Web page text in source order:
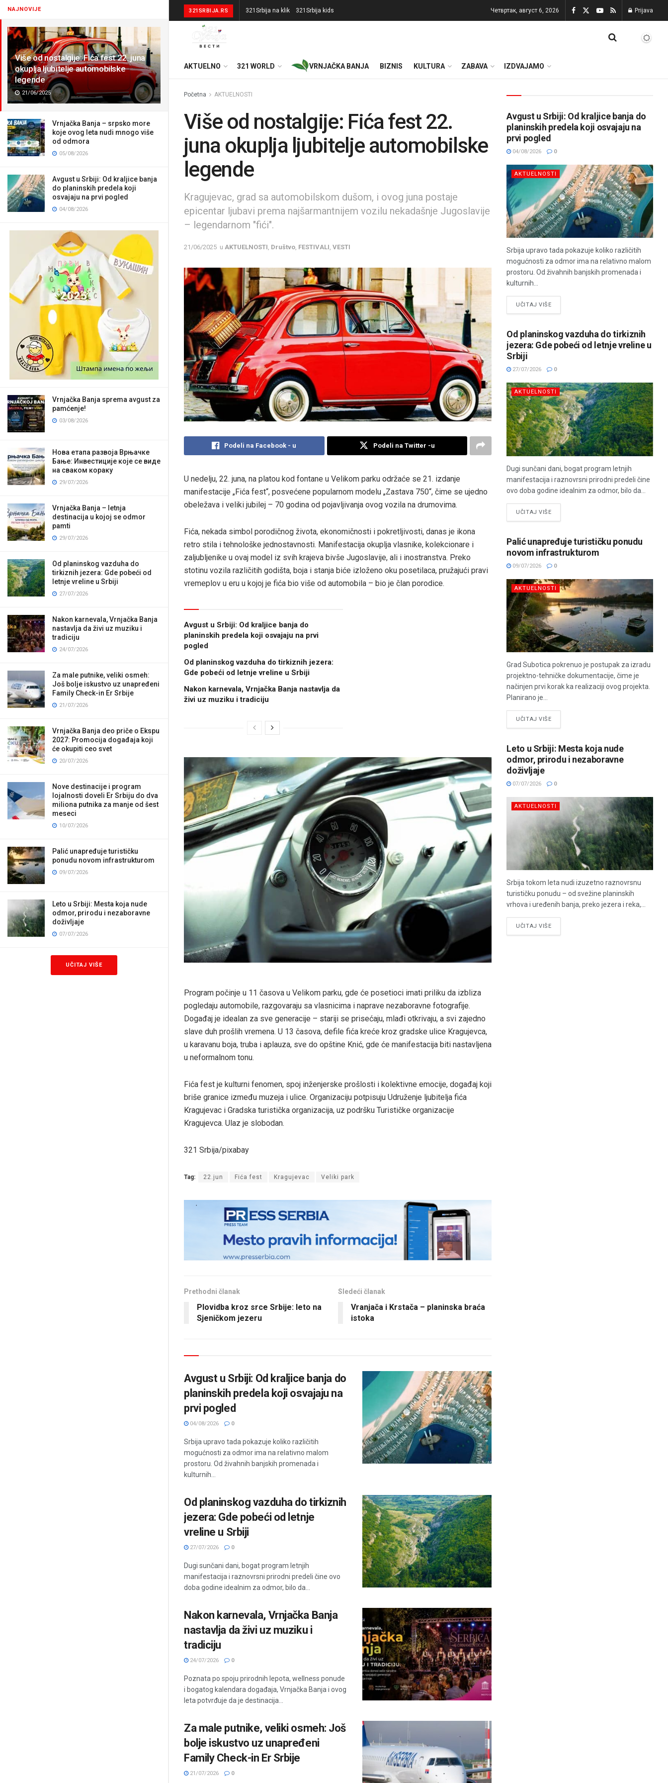
NAJNOVIJE
Više od nostalgije: Fića fest 22. juna
okuplja ljubitelje automobilske
legende
21/06/2025
Vrnjačka Banja – srpsko more
koje ovog leta nudi mnogo više
od odmora
05/08/2026
Avgust u Srbiji: Od kraljice banja
do planinskih predela koji
osvajaju na prvi pogled
04/08/2026
Vrnjačka Banja sprema avgust za
pamćenje!
03/08/2026
Нова етапа развоја Врњачке
Бање: Инвестиције које се виде
на сваком кораку
29/07/2026
Vrnjačka Banja – letnja
destinacija u kojoj se odmor
pamti
29/07/2026
Od planinskog vazduha do
tirkiznih jezera: Gde pobeći od
letnje vreline u Srbiji
27/07/2026
Nakon karnevala, Vrnjačka Banja
nastavlja da živi uz muziku i
tradiciju
24/07/2026
Za male putnike, veliki osmeh:
Još bolje iskustvo uz unapređeni
Family Check-in Er Srbije
21/07/2026
Vrnjačka Banja deo priče o Ekspu
2027: Promocija događaja koji
će okupiti ceo svet
20/07/2026
Nove destinacije i program
lojalnosti doveli Er Srbiju do dva
miliona putnika za manje od šest
meseci
10/07/2026
Palić unapređuje turističku
ponudu novom infrastrukturom
09/07/2026
Leto u Srbiji: Mesta koja nude
odmor, prirodu i nezaboravne
doživljaje
07/07/2026
UČITAJ VIŠE
321SRBIJA.RS 321Srbija na klik 321Srbija kids Четвртак, август 6, 2026 Prijava
AKTUELNO 321 WORLD VRNJAČKA BANJA BIZNIS KULTURA ZABAVA IZDVAJAMO
Početna AKTUELNOSTI
Više od nostalgije: Fića fest 22.
juna okuplja ljubitelje automobilske
legende
Kragujevac, grad sa automobilskom dušom, i ovog juna postaje
epicentar ljubavi prema najšarmantnijem vozilu nekadašnje Jugoslavije
– legendarnom "fići".
21/06/2025 u AKTUELNOSTI Društvo FESTIVALI VESTI
Podeli na Facebook - u Podeli na Twitter -u
U nedelju, 22. juna, na platou kod fontane u Velikom parku održaće se 21. izdanje
manifestacije „Fića fest“, posvećene popularnom modelu „Zastava 750“, čime se ujedno
obeležava i veliki jubilej – 70 godina od pojavljivanja ovog vozila na drumovima.
Fića, nekada simbol porodičnog života, ekonomičnosti i pokretljivosti, danas je ikona
retro stila i tehnološke jednostavnosti. Manifestacija okuplja vlasnike, kolekcionare i
zaljubljenike u ovaj model iz svih krajeva bivše Jugoslavije, ali i inostranstva. Preko
stotinu vozila različitih godišta, boja i stanja biće izloženo oku posetilaca, pružajući pravi
vremeplov u eru u kojoj je fića bio više od automobila – bio je član porodice.
Avgust u Srbiji: Od kraljice banja do
planinskih predela koji osvajaju na prvi
pogled
Od planinskog vazduha do tirkiznih jezera:
Gde pobeći od letnje vreline u Srbiji
Nakon karnevala, Vrnjačka Banja nastavlja da
živi uz muziku i tradiciju
Program počinje u 11 časova u Velikom parku, gde će posetioci imati priliku da izbliza
pogledaju automobile, razgovaraju sa vlasnicima i naprave nezaboravne fotografije.
Događaj je idealan za sve generacije – stariji se prisećaju, mlađi otkrivaju, a svi zajedno
slave duh prošlih vremena. U 13 časova, defile fića kreće kroz gradske ulice Kragujevca,
u karavanu boja, truba i aplauza, sve do opštine Knić, gde će manifestacija biti nastavljena
u neformalnom tonu.
Fića fest je kulturni fenomen, spoj inženjerske prošlosti i kolektivne emocije, događaj koji
briše granice između muzeja i ulice. Organizaciju potpisuju Udruženje ljubitelja fića
Kragujevac i Gradska turistička organizacija, uz podršku Turističke organizacije
Kragujevca. Ulaz je slobodan.
321 Srbija/pixabay
Tag: 22.jun Fića fest Kragujevac Veliki park
Prethodni članak
Plovidba kroz srce Srbije: leto na
Sjeničkom jezeru
Sledeći članak
Vranjača i Krstača – planinska braća
istoka
Avgust u Srbiji: Od kraljice banja do
planinskih predela koji osvajaju na
prvi pogled
04/08/2026 0
Srbija upravo tada pokazuje koliko različitih
mogućnosti za odmor ima na relativno malom
prostoru. Od živahnih banjskih promenada i
kulturnih...
Od planinskog vazduha do tirkiznih
jezera: Gde pobeći od letnje
vreline u Srbiji
27/07/2026 0
Dugi sunčani dani, bogat program letnjih
manifestacija i raznovrsni prirodni predeli čine ovo
doba godine idealnim za odmor, bilo da...
Nakon karnevala, Vrnjačka Banja
nastavlja da živi uz muziku i
tradiciju
24/07/2026 0
Poznata po spoju prirodnih lepota, wellness ponude
i bogatog kalendara događaja, Vrnjačka Banja i ovog
leta potvrđuje da je destinacija...
Za male putnike, veliki osmeh: Još
bolje iskustvo uz unapređeni
Family Check-in Er Srbije
21/07/2026 0
Avgust u Srbiji: Od kraljice banja do
planinskih predela koji osvajaju na
prvi pogled
04/08/2026 0
AKTUELNOSTI
Srbija upravo tada pokazuje koliko različitih
mogućnosti za odmor ima na relativno malom
prostoru. Od živahnih banjskih promenada i
kulturnih...
UČITAJ VIŠE
Od planinskog vazduha do tirkiznih
jezera: Gde pobeći od letnje vreline u
Srbiji
27/07/2026 0
AKTUELNOSTI
Dugi sunčani dani, bogat program letnjih
manifestacija i raznovrsni prirodni predeli čine
ovo doba godine idealnim za odmor, bilo da...
UČITAJ VIŠE
Palić unapređuje turističku ponudu
novom infrastrukturom
09/07/2026 0
AKTUELNOSTI
Grad Subotica pokrenuo je postupak za izradu
projektno-tehničke dokumentacije, čime je
načinjen prvi korak ka realizaciji ovog projekta.
Planirano je...
UČITAJ VIŠE
Leto u Srbiji: Mesta koja nude
odmor, prirodu i nezaboravne
doživljaje
07/07/2026 0
AKTUELNOSTI
Srbija tokom leta nudi izuzetno raznovrsnu
turističku ponudu – od svežine planinskih
vrhova i uređenih banja, preko jezera i reka,...
UČITAJ VIŠE